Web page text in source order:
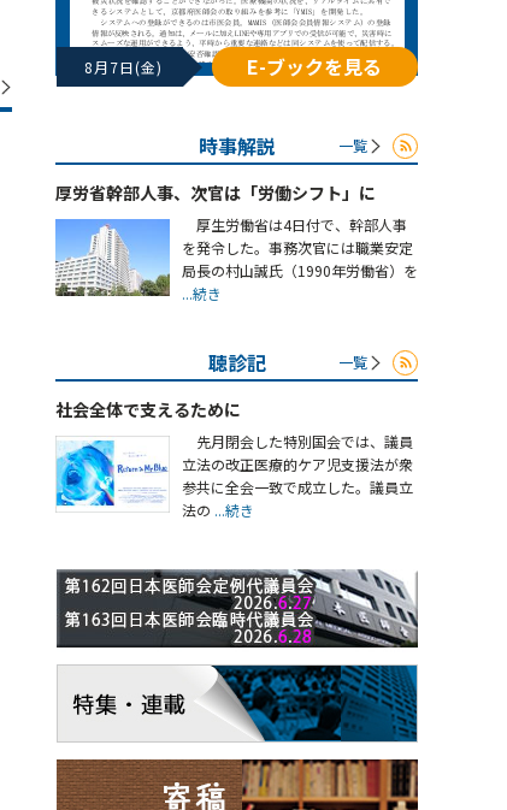
8月7日(金) E-ブックを見る
時事解説 一覧
厚労省幹部人事、次官は「労働シフト」に
厚生労働省は4日付で、幹部人事
を発令した。事務次官には職業安定
局長の村山誠氏（1990年労働省）を
...続き
聴診記 一覧
社会全体で支えるために
先月閉会した特別国会では、議員
立法の改正医療的ケア児支援法が衆
参共に全会一致で成立した。議員立
法の ...続き